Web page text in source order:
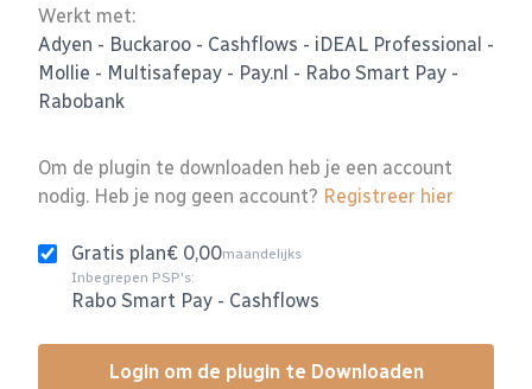
Werkt met:
Adyen - Buckaroo - Cashflows - iDEAL Professional -
Mollie - Multisafepay - Pay.nl - Rabo Smart Pay -
Rabobank
Om de plugin te downloaden heb je een account
nodig. Heb je nog geen account? Registreer hier
Gratis plan€ 0,00maandelijks
Inbegrepen PSP's:
Rabo Smart Pay - Cashflows
Login om de plugin te Downloaden